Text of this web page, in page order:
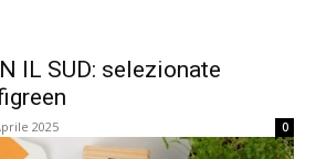
IL SUD: selezionate
2025 0